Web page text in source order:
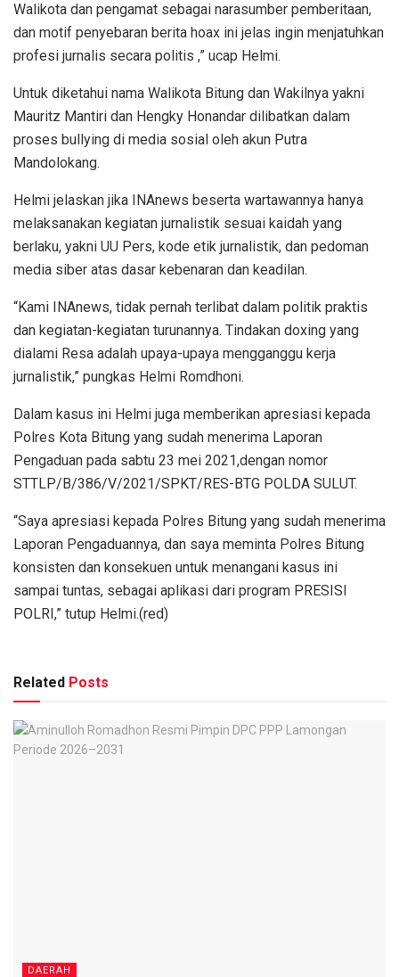
Walikota dan pengamat sebagai narasumber pemberitaan,
dan motif penyebaran berita hoax ini jelas ingin menjatuhkan
profesi jurnalis secara politis ,” ucap Helmi.
Untuk diketahui nama Walikota Bitung dan Wakilnya yakni
Mauritz Mantiri dan Hengky Honandar dilibatkan dalam
proses bullying di media sosial oleh akun Putra
Mandolokang.
Helmi jelaskan jika INAnews beserta wartawannya hanya
melaksanakan kegiatan jurnalistik sesuai kaidah yang
berlaku, yakni UU Pers, kode etik jurnalistik, dan pedoman
media siber atas dasar kebenaran dan keadilan.
“Kami INAnews, tidak pernah terlibat dalam politik praktis
dan kegiatan-kegiatan turunannya. Tindakan doxing yang
dialami Resa adalah upaya-upaya mengganggu kerja
jurnalistik,” pungkas Helmi Romdhoni.
Dalam kasus ini Helmi juga memberikan apresiasi kepada
Polres Kota Bitung yang sudah menerima Laporan
Pengaduan pada sabtu 23 mei 2021,dengan nomor
STTLP/B/386/V/2021/SPKT/RES-BTG POLDA SULUT.
“Saya apresiasi kepada Polres Bitung yang sudah menerima
Laporan Pengaduannya, dan saya meminta Polres Bitung
konsisten dan konsekuen untuk menangani kasus ini
sampai tuntas, sebagai aplikasi dari program PRESISI
POLRI,” tutup Helmi.(red)
Related Posts
DAERAH